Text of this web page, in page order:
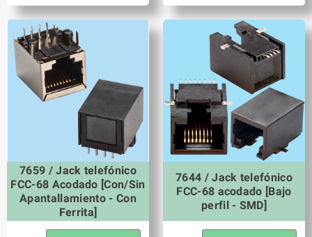
7659 / Jack telefónico
FCC-68 Acodado [Con/Sin
Apantallamiento - Con
Ferrita]
7644 / Jack telefónico
FCC-68 acodado [Bajo
perfil - SMD]